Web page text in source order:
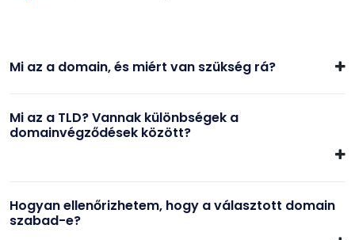
Mi az a domain, és miért van szükség rá?
Mi az a TLD? Vannak különbségek a
domainvégződések között?
Hogyan ellenőrizhetem, hogy a választott domain
szabad-e?